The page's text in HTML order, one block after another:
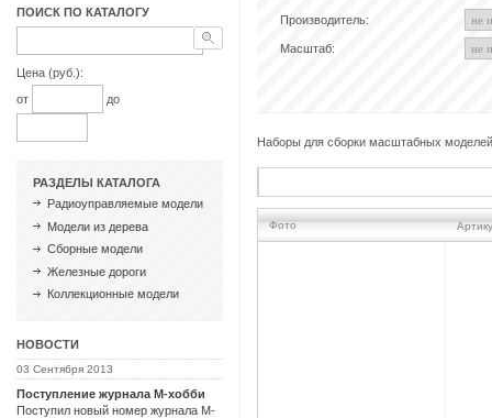
ПОИСК ПО КАТАЛОГУ
Цена (руб.):
от
до
РАЗДЕЛЫ КАТАЛОГА
Радиоуправляемые модели
Модели из дерева
Сборные модели
Железные дороги
Коллекционные модели
НОВОСТИ
03 Сентября 2013
Поступление журнала М-хобби
Поступил новый номер журнала М-
Производитель:
Масштаб:
Наборы для сборки масштабных моделей
Фото